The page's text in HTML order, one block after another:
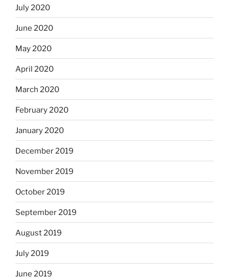
July 2020
June 2020
May 2020
April 2020
March 2020
February 2020
January 2020
December 2019
November 2019
October 2019
September 2019
August 2019
July 2019
June 2019